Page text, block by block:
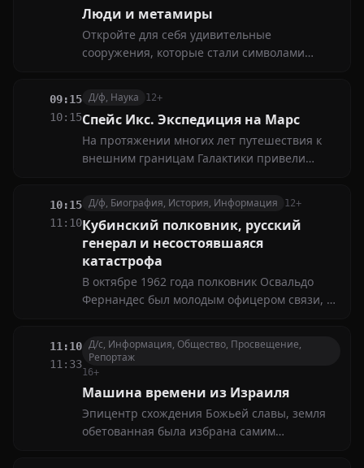
Люди и метамиры
Откройте для себя удивительные
сооружения, которые стали символами
09:15
10:15
Д/ф, Наука 12+
Спейс Икс. Экспедиция на Марс
На протяжении многих лет путешествия к
внешним границам Галактики привели
Маск решил изменить мир с помощью
своего нового проекта SpaceX
10:15
11:10
Д/ф, Биография, История, Информация 12+
Кубинский полковник, русский
генерал и несостоявшаяся
катастрофа
В октябре 1962 года полковник Освальдо
Фернандес был молодым офицером связи, а
ответственным за установку боеголовок на
ракеты. В старом американском автомобиле
два ветерана совершают невероятное
путешествие
11:10
11:33
Д/с, Информация, Общество, Просвещение,
Репортаж
16+
Машина времени из Израиля
Эпицентр схождения Божьей славы, земля
обетованная была избрана cамим